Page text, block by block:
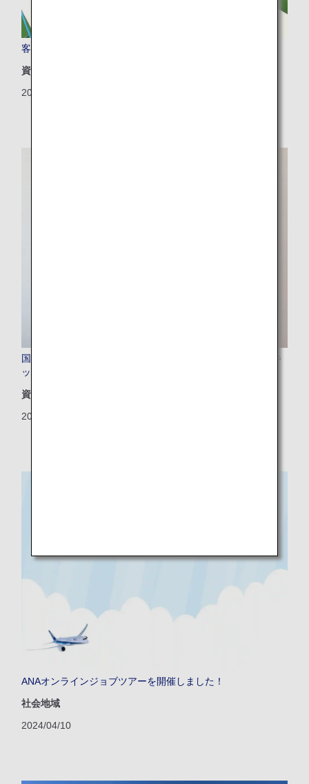
客室カーテンの修理再生
資源
2024/05/31
国際線ファーストクラス、ビジネスクラスに新アメニティキ
ットを導入
資源
2024/04/23
ANAオンラインジョブツアーを開催しました！
社会地域
2024/04/10